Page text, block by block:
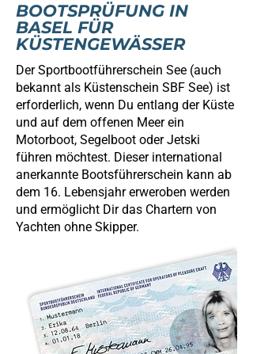
BOOTSPRÜFUNG IN
BASEL FÜR
KÜSTENGEWÄSSER
Der Sportbootführerschein See (auch
bekannt als Küstenschein SBF See) ist
erforderlich, wenn Du entlang der Küste
und auf dem offenen Meer ein
Motorboot, Segelboot oder Jetski
führen möchtest. Dieser international
anerkannte Bootsführerschein kann ab
dem 16. Lebensjahr erweroben werden
und ermöglicht Dir das Chartern von
Yachten ohne Skipper.